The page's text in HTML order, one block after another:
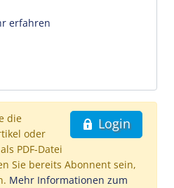
erfahren
Login
die
oder
PDF-Datei
Sie bereits Abonnent sein,
Mehr Informationen zum